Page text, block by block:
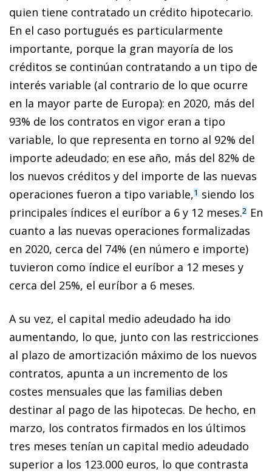
quien tiene contratado un crédito hipotecario.
En el caso portugués es particularmente
importante, porque la gran mayoría de los
créditos se continúan contratando a un tipo de
interés variable (al contrario de lo que ocurre
en la mayor parte de Europa): en 2020, más del
93% de los contratos en vigor eran a tipo
variable, lo que representa en torno al 92% del
importe adeudado; en ese año, más del 82% de
los nuevos créditos y del importe de las nuevas
operaciones fueron a tipo variable,1 siendo los
principales índices el euríbor a 6 y 12 meses.2 En
cuanto a las nuevas operaciones formalizadas
en 2020, cerca del 74% (en número e importe)
tuvieron como índice el euríbor a 12 meses y
cerca del 25%, el euríbor a 6 meses.
A su vez, el capital medio adeudado ha ido
aumentando, lo que, junto con las restricciones
al plazo de amortización máximo de los nuevos
contratos, apunta a un incremento de los
costes mensuales que las familias deben
destinar al pago de las hipotecas. De hecho, en
marzo, los contratos firmados en los últimos
tres meses tenían un capital medio adeudado
superior a los 123.000 euros, lo que contrasta